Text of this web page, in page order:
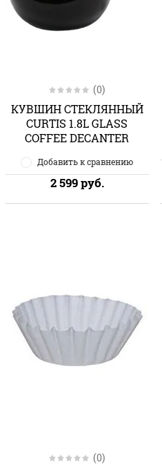
(0)
КУВШИН СТЕКЛЯННЫЙ
CURTIS 1.8L GLASS
COFFEE DECANTER
Добавить к сравнению
2 599руб.
(0)